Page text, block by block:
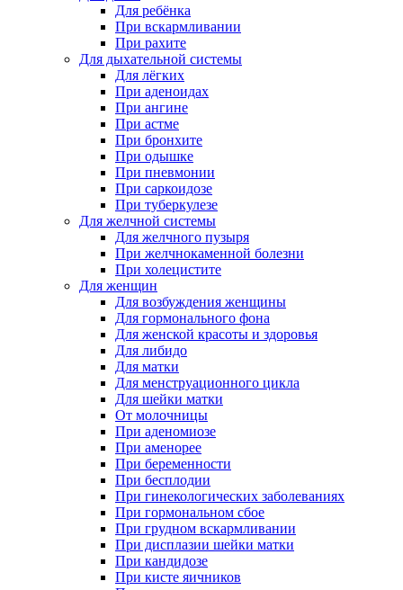
Для ребёнка
При вскармливании
При рахите
Для дыхательной системы
Для лёгких
При аденоидах
При ангине
При астме
При бронхите
При одышке
При пневмонии
При саркоидозе
При туберкулезе
Для желчной системы
Для желчного пузыря
При желчнокаменной болезни
При холецистите
Для женщин
Для возбуждения женщины
Для гормонального фона
Для женской красоты и здоровья
Для либидо
Для матки
Для менструационного цикла
Для шейки матки
От молочницы
При аденомиозе
При аменорее
При беременности
При бесплодии
При гинекологических заболеваниях
При гормональном сбое
При грудном вскармливании
При дисплазии шейки матки
При кандидозе
При кисте яичников